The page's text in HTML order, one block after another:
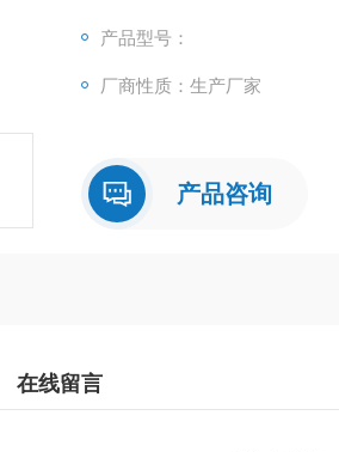
产品型号：
厂商性质：生产厂家
产品咨询
在线留言